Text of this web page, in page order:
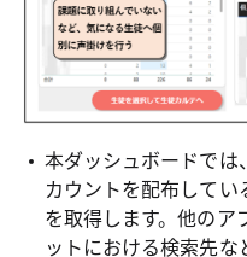
本ダッシュボードで
カウントを配布して
を取得します。他のア
ットにおける検索先な